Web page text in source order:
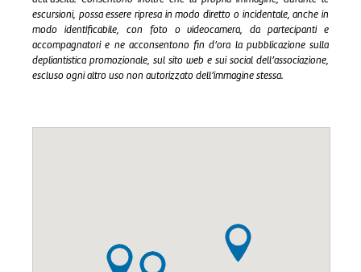
escursioni, possa essere ripresa in modo diretto o incidentale, anche in
modo identificabile, con foto o videocamera, da partecipanti e
accompagnatori e ne acconsentono fin d’ora la pubblicazione sulla
depliantistica promozionale, sul sito web e sui social dell’associazione,
escluso ogni altro uso non autorizzato dell’immagine stessa.